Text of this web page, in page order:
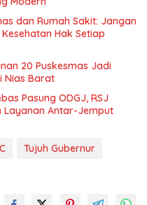
dan Rumah Sakit: Jangan
Hak Setiap
20 Puskesmas Jadi
Nias Barat
Pasung ODGJ, RSJ
Layanan Antar-Jemput
Tujuh Gubernur